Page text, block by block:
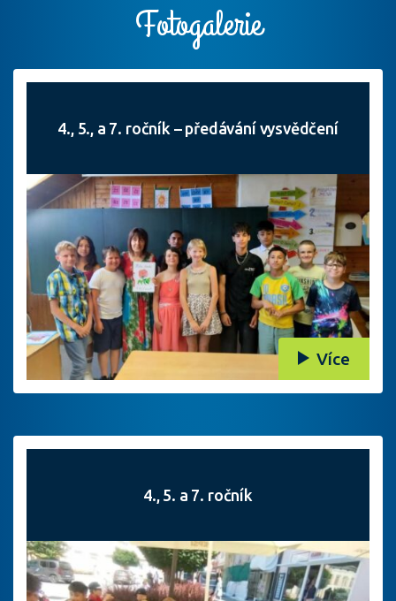
Fotogalerie
4., 5., a 7. ročník – předávání vysvědčení
Více
4., 5. a 7. ročník